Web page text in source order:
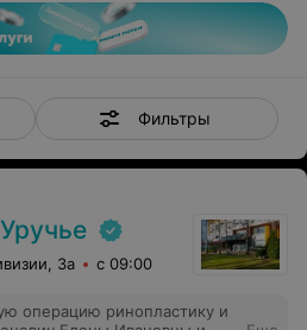
Фильтры
3а с 09:00
операцию ринопластику и